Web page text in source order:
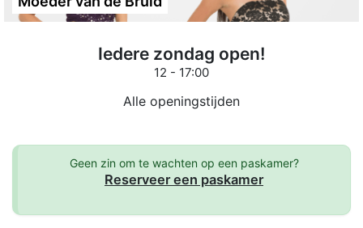
Iedere zondag open!
12 - 17:00
Alle openingstijden
Geen zin om te wachten op een paskamer?
Reserveer een paskamer